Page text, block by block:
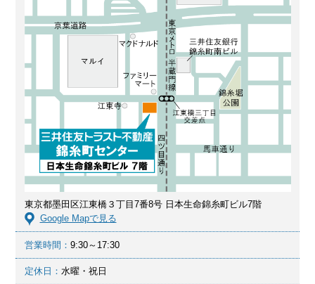
東京都墨田区江東橋３丁目7番8号 日本生命錦糸町ビル7階
Google Mapで見る
営業時間： 9:30～17:30
定休日： 水曜・祝日